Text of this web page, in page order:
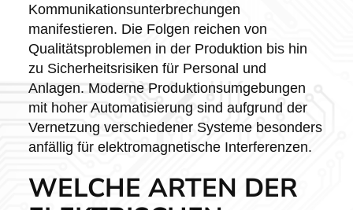
Kommunikationsunterbrechungen
manifestieren. Die Folgen reichen von
Qualitätsproblemen in der Produktion bis hin
zu Sicherheitsrisiken für Personal und
Anlagen. Moderne Produktionsumgebungen
mit hoher Automatisierung sind aufgrund der
Vernetzung verschiedener Systeme besonders
anfällig für elektromagnetische Interferenzen.
WELCHE ARTEN DER